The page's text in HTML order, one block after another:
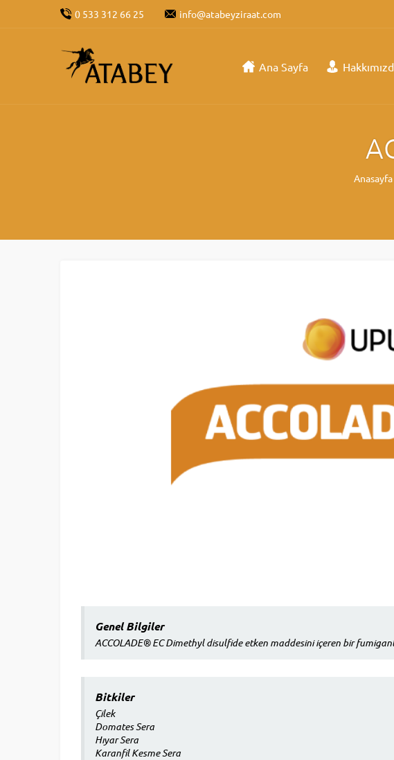
0 533 312 66 25 info@atabeyziraat.com
Ana Sayfa
Anasayfa
Genel Bilgiler
ACCOLADE® EC Dimethyl disulfide etken maddesini içeren bir
Bitkiler
Çilek
Domates Sera
Hıyar Sera
Karanfil Kesme Sera